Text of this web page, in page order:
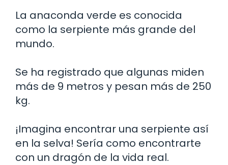
La anaconda verde es conocida
como la serpiente más grande del
mundo.
Se ha registrado que algunas miden
más de 9 metros y pesan más de 250
kg.
¡Imagina encontrar una serpiente así
en la selva! Sería como encontrarte
con un dragón de la vida real.